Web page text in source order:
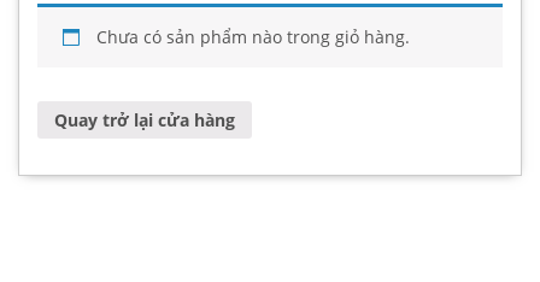
Chưa có sản phẩm nào trong giỏ hàng.
Quay trở lại cửa hàng